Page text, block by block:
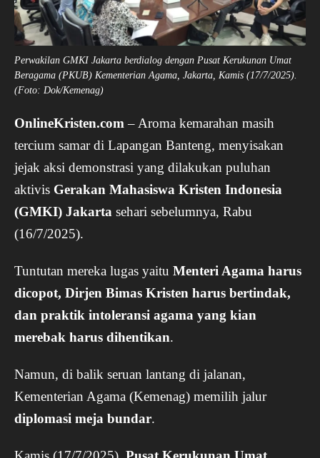
Perwakilan GMKI Jakarta berdialog dengan Pusat Kerukunan Umat
Beragama (PKUB) Kementerian Agama, Jakarta, Kamis (17/7/2025).
(Foto: Dok/Kemenag)
OnlineKristen.com – Aroma kemarahan masih
tercium samar di Lapangan Banteng, menyisakan
jejak aksi demonstrasi yang dilakukan puluhan
aktivis Gerakan Mahasiswa Kristen Indonesia
(GMKI) Jakarta sehari sebelumnya, Rabu
(16/7/2025).
Tuntutan mereka lugas yaitu Menteri Agama harus
dicopot, Dirjen Bimas Kristen harus bertindak,
dan praktik intoleransi agama yang kian
merebak harus dihentikan.
Namun, di balik seruan lantang di jalanan,
Kementerian Agama (Kemenag) memilih jalur
diplomasi meja bundar.